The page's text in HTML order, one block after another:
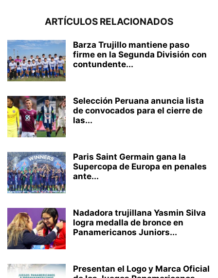
ARTÍCULOS RELACIONADOS
Barza Trujillo mantiene paso
firme en la Segunda División con
contundente...
Selección Peruana anuncia lista
de convocados para el cierre de
las...
Paris Saint Germain gana la
Supercopa de Europa en penales
ante...
Nadadora trujillana Yasmin Silva
logra medalla de bronce en
Panamericanos Juniors...
Presentan el Logo y Marca Oficial